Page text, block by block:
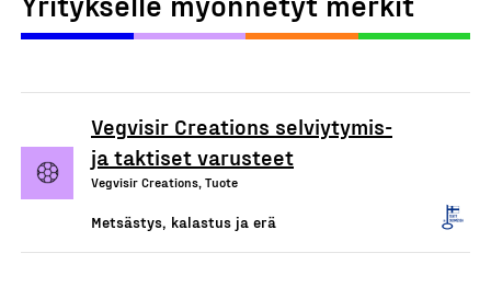
Vegvisir Creations selviytymis-
ja taktiset varusteet
Vegvisir Creations, Tuote
Metsästys, kalastus ja erä